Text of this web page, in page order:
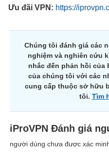
Ưu đãi VPN: https://
Chúng tôi đánh giá các
nghiệm và nghiên cứu
nhắc đến phản hồi của
của chúng tôi với các
cung cấp thuộc sở hữu
tôi. Tìm
iProVPN Đánh giá
người dùng chưa được xác